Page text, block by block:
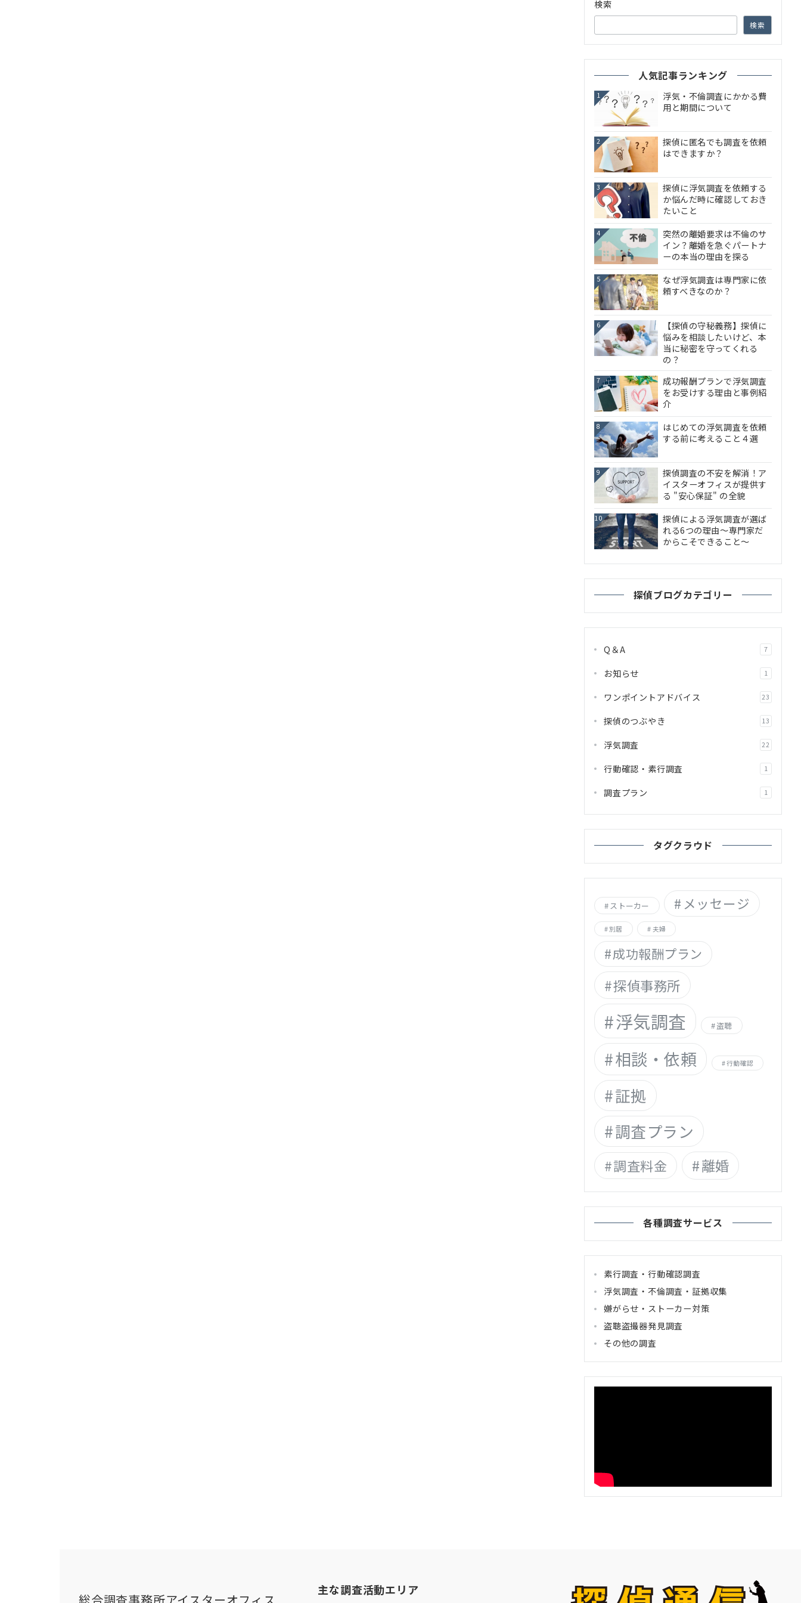
検索
検索
人気記事ランキング
1
浮気・不倫調査にかかる費
用と期間について
2
探偵に匿名でも調査を依頼
はできますか？
3
探偵に浮気調査を依頼する
か悩んだ時に確認しておき
たいこと
4
突然の離婚要求は不倫のサ
イン？離婚を急ぐパートナ
ーの本当の理由を探る
5
なぜ浮気調査は専門家に依
頼すべきなのか？
6
【探偵の守秘義務】探偵に
悩みを相談したいけど、本
当に秘密を守ってくれる
の？
7
成功報酬プランで浮気調査
をお受けする理由と事例紹
介
8
はじめての浮気調査を依頼
する前に考えること４選
9
探偵調査の不安を解消！ア
イスターオフィスが提供す
る "安心保証" の全貌
10
探偵による浮気調査が選ば
れる6つの理由～専門家だ
からこそできること～
探偵ブログカテゴリー
Q＆A 7
お知らせ 1
ワンポイントアドバイス 23
探偵のつぶやき 13
浮気調査 22
行動確認・素行調査 1
調査プラン 1
タグクラウド
ストーカー メッセージ
別居 夫婦
成功報酬プラン
探偵事務所
浮気調査 盗聴
相談・依頼 行動確認
証拠
調査プラン
調査料金 離婚
各種調査サービス
素行調査・行動確認調査
浮気調査・不倫調査・証拠収集
嫌がらせ・ストーカー対策
盗聴盗撮器発見調査
その他の調査
総合調査事務所アイスターオフィス
主な調査活動エリア